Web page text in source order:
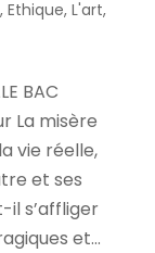
, Ethique, L'art,
BAC
La misère
vie réelle,
et ses
il s’affliger
et...